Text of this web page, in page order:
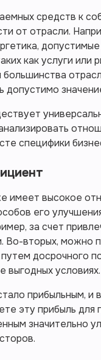
средств к
от отрасли.
как услуги или
допустимо
специфики
имеет высокое
его
за счет
Во-вторых, можно
досрочного
выгодных условиях.
прибыльным, и
эту прибыль
значительно